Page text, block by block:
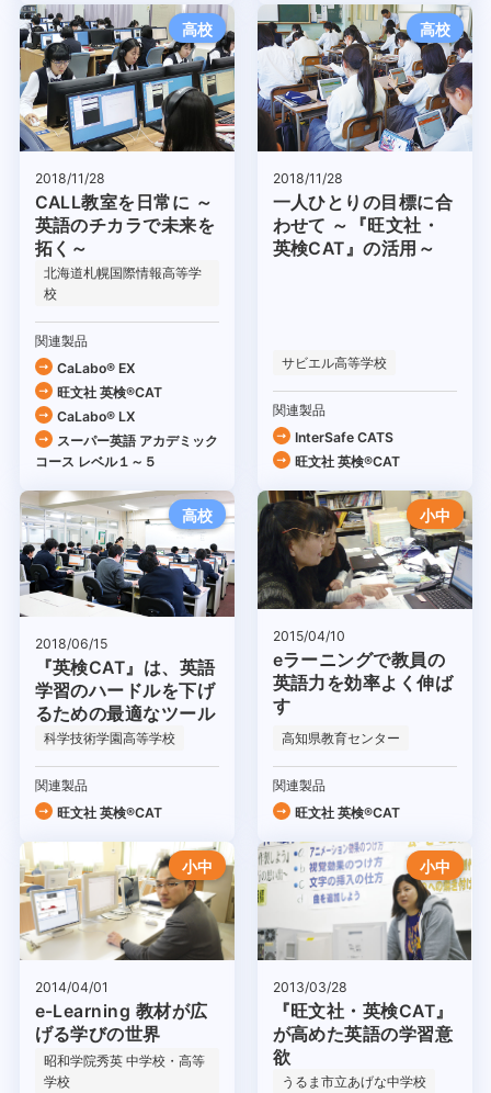
高校
2018/11/28
CALL教室を日常に ～
英語のチカラで未来を
拓く～
北海道札幌国際情報高等学
校
関連製品
CaLabo® EX
旺文社 英検®CAT
CaLabo® LX
スーパー英語 アカデミック
コース レベル１～５
高校
2018/11/28
一人ひとりの目標に合
わせて ～『旺文社・
英検CAT』の活用～
サビエル高等学校
関連製品
InterSafe CATS
旺文社 英検®CAT
高校
2018/06/15
『英検CAT』は、英語
学習のハードルを下げ
るための最適なツール
科学技術学園高等学校
関連製品
旺文社 英検®CAT
小中
2015/04/10
eラーニングで教員の
英語力を効率よく伸ば
す
高知県教育センター
関連製品
旺文社 英検®CAT
小中
2014/04/01
e-Learning 教材が広
げる学びの世界
昭和学院秀英 中学校・高等
学校
小中
2013/03/28
『旺文社・英検CAT』
が高めた英語の学習意
欲
うるま市立あげな中学校